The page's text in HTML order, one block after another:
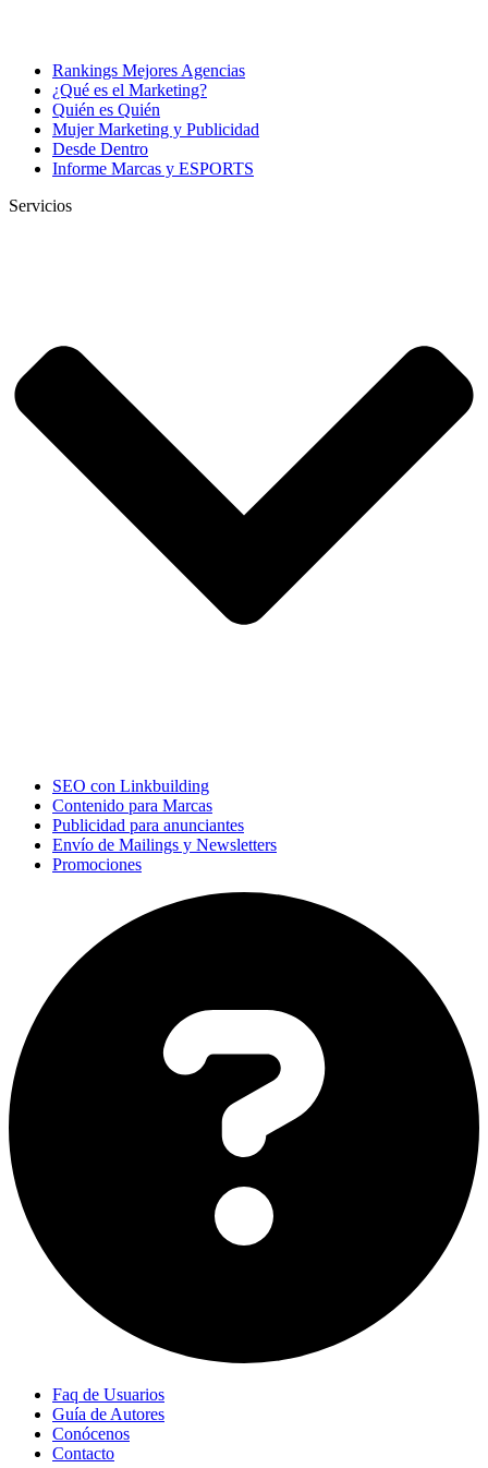
Rankings Mejores Agencias
¿Qué es el Marketing?
Quién es Quién
Mujer Marketing y Publicidad
Desde Dentro
Informe Marcas y ESPORTS
Servicios
SEO con Linkbuilding
Contenido para Marcas
Publicidad para anunciantes
Envío de Mailings y Newsletters
Promociones
Faq de Usuarios
Guía de Autores
Conócenos
Contacto